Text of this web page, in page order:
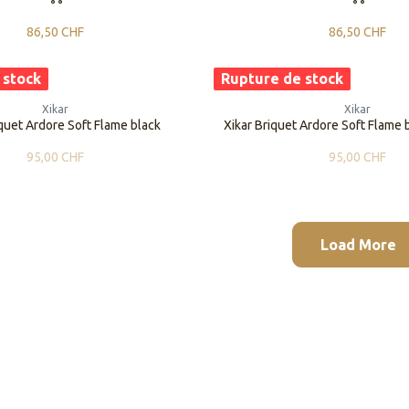
86,50 CHF 86,50 CHF
Xikar
Ardore Soft Flame black
95,00 CHF
Rupture de stock
Xikar
Xikar Briquet Ardore Soft Flame
95,00 CHF
Load More